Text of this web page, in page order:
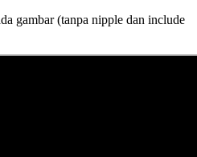
gambar (tanpa nipple dan include